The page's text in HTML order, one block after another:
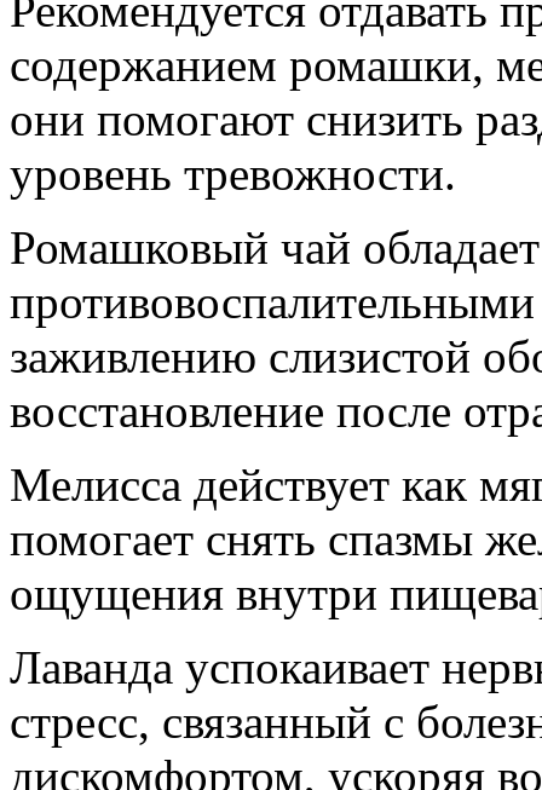
содержанием ромашки,
они помогают снизить
уровень тревожности.
Ромашковый чай
заживлению слизистой
восстановление после
Мелисса действует как
помогает снять спазмы
ощущения внутри
Лаванда успокаивает
стресс, связанный с
дискомфортом, ускоряя